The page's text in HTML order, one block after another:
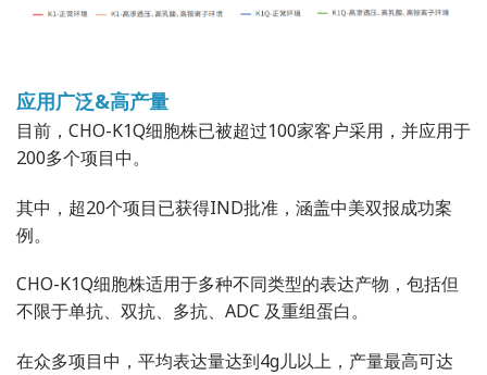
应用广泛&高产量
目前，CHO-K1Q细胞株已被超过100家客户采用，并应用于
200多个项目中。
其中，超20个项目已获得IND批准，涵盖中美双报成功案
例。
CHO-K1Q细胞株适用于多种不同类型的表达产物，包括但
不限于单抗、双抗、多抗、ADC 及重组蛋白。
在众多项目中，平均表达量达到4g儿以上，产量最高可达